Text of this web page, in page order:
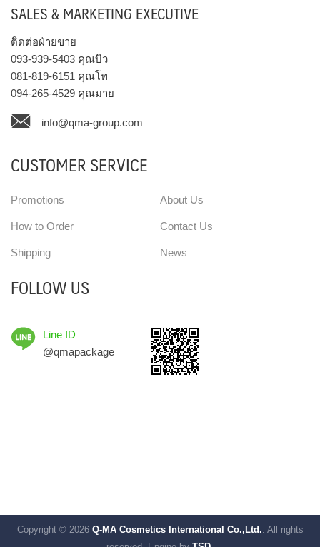
SALES & MARKETING EXECUTIVE
ติดต่อฝ่ายขาย
093-939-5403 คุณบิว
081-819-6151 คุณโท
094-265-4529 คุณมาย
info@qma-group.com
CUSTOMER SERVICE
Promotions
How to Order
Shipping
About Us
Contact Us
News
FOLLOW US
Line ID
@qmapackage
Copyright © 2026 Q-MA Cosmetics International Co.,Ltd.. All rights